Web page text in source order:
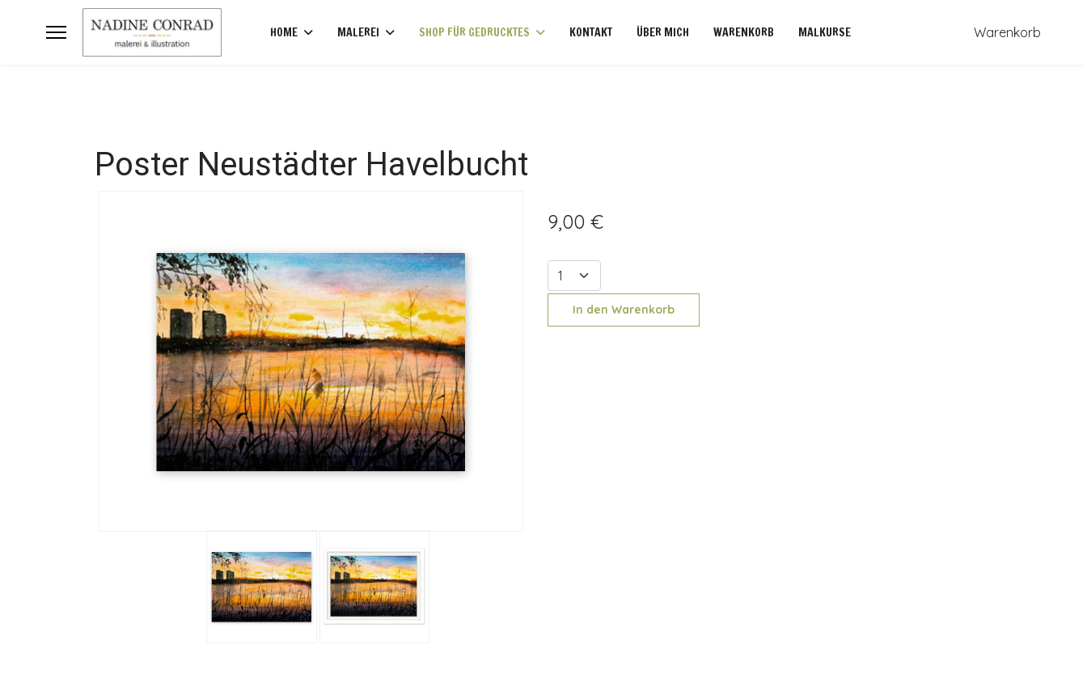
HOME MALEREI SHOP FÜR GEDRUCKTES KONTAKT ÜBER MICH WARENKORB MALKURSE Warenkorb
Poster Neustädter Havelbucht
9,00 €
In den Warenkorb